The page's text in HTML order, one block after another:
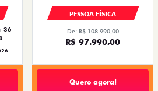
PESSOA FÍSICA
De: R$ 108.990,00
R$ 97.990,00
Quero agora!